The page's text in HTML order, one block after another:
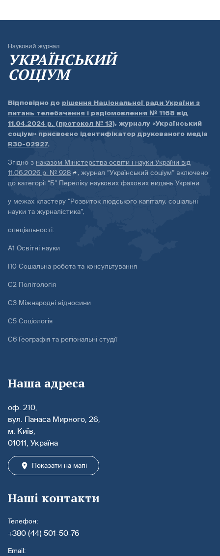
Науковий журнал
УКРАЇНСЬКИЙ
СОЦІУМ
Відповідно до рішення Національної ради України з
питань телебачення і радіомовлення № 1168 від
11.04.2024 р. (протокол № 13), журналу «Український
соціум» присвоєно ідентифікатор друкованого медіа
R30-02927.
Згідно з наказом Міністерства освіти і науки України від
11.06.2026 р. № 928
, журнал “Український соціум” включено
до категорії “Б” Переліку наукових фахових видань України
у межах кластеру “Розвиток людського капіталу, соціальні
науки та журналістика”,
спеціальності:
А1 Освітні науки
І10 Соціальна робота та консультування
С2 Політологія
С3 Міжнародні відносини
С5 Соціологія
С6 Географія та регіональні студії
Наша адреса
оф. 210,
вул. Панаса Мирного, 26,
м. Київ,
01011, Україна
Показати на мапі
Наші контакти
Телефон:
+380 (44) 501-50-76
Email: